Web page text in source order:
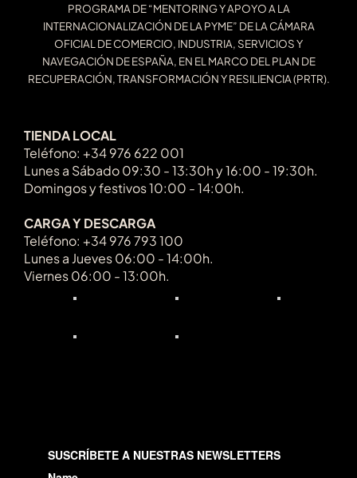
PROGRAMA DE “MENTORING Y APOYO A LA
INTERNACIONALIZACIÓN DE LA PYME” DE LA CÁMARA
OFICIAL DE COMERCIO, INDUSTRIA, SERVICIOS Y
NAVEGACIÓN DE ESPAÑA, EN EL MARCO DEL PLAN DE
RECUPERACIÓN, TRANSFORMACIÓN Y RESILIENCIA (PRTR).
TIENDA LOCAL
Teléfono: +34 976 622 001
Lunes a Sábado 09:30 - 13:30h y 16:00 - 19:30h.
Domingos y festivos 10:00 - 14:00h.
CARGA Y DESCARGA
Teléfono: +34 976 793 100
Lunes a Jueves 06:00 - 14:00h.
Viernes 06:00 - 13:00h.